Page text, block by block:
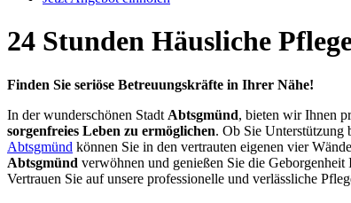
24 Stunden Häusliche
Finden Sie seriöse Betreuungskräfte in Ihrer Nähe!
In der wunderschönen Stadt Abtsgmünd, bieten wir Ihnen
sorgenfreies Leben zu ermöglichen. Ob Sie Unterstützung
Abtsgmünd können Sie in den vertrauten eigenen vier
Abtsgmünd verwöhnen und genießen Sie die
Vertrauen Sie auf unsere professionelle und verlässliche